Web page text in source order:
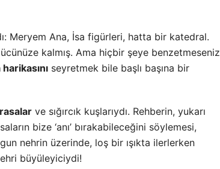
Meryem Ana, İsa figürleri, hatta bir katedral.
kalmış. Ama hiçbir şeye benzetmeseniz
seyretmek bile başlı başına bir
ve sığırcık kuşlarıydı. Rehberin, yukarı
bize ‘anı’ bırakabileceğini söylemesi,
nehrin üzerinde, loş bir ışıkta ilerlerken
büyüleyiciydi!